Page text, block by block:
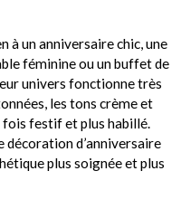
à un anniversaire chic, une
féminine ou un buffet de
univers fonctionne très
les tons crème et
fois festif et plus habillé.
décoration d’anniversaire
plus soignée et plus